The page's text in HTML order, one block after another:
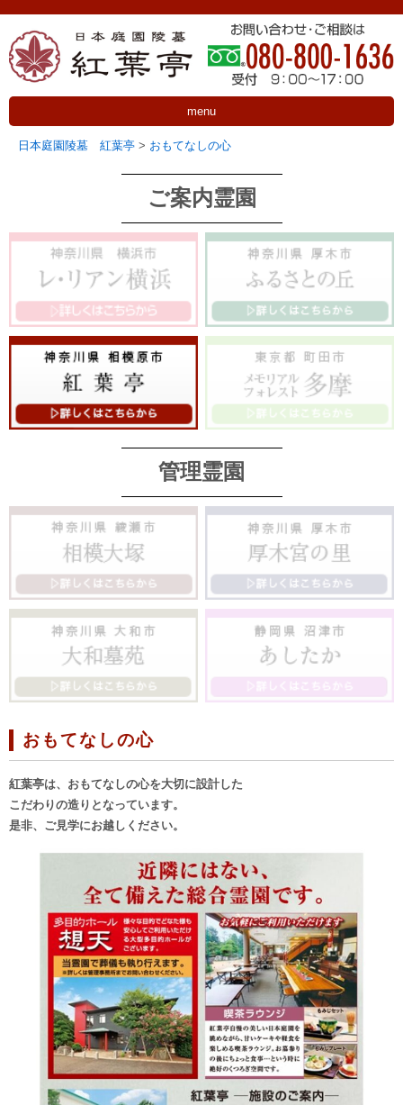
menu
日本庭園陵墓 紅葉亭 > おもてなしの心
ご案内霊園
管理霊園
おもてなしの心
紅葉亭は、おもてなしの心を大切に設計した
こだわりの造りとなっています。
是非、ご見学にお越しください。